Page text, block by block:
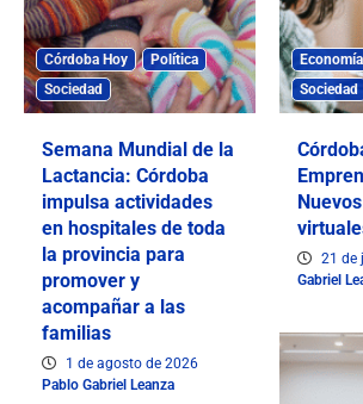
Córdoba Hoy
Política
Sociedad
Semana Mundial de la
Lactancia: Córdoba
impulsa actividades
en hospitales de toda
la provincia para
promover y
acompañar a las
familias
1 de agosto de 2026
Pablo Gabriel Leanza
Economía
Sociedad
21 de
Gabriel